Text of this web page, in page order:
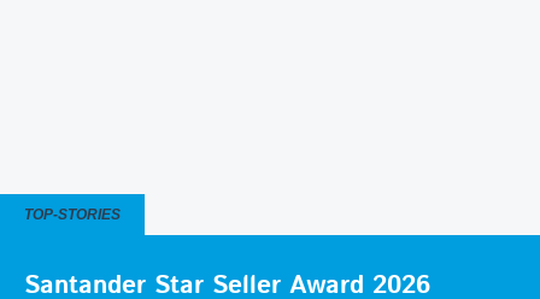
TOP-STORIES
Santander Star Seller Award 2026